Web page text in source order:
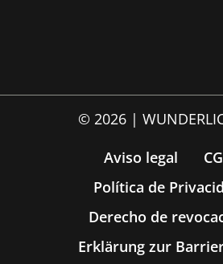
© 2026 |
Aviso legal
Política de
Derecho de
Erklärung zur